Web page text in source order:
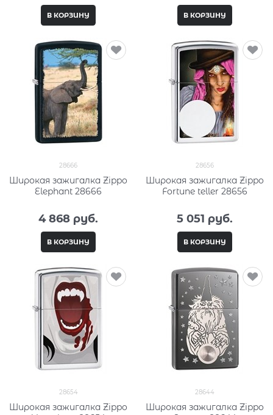
В КОРЗИНУ В КОРЗИНУ
28666
Широкая зажигалка Zippo
Elephant 28666
4 868 руб.
В КОРЗИНУ
28656
Широкая зажигалка Zippo
Fortune teller 28656
5 051 руб.
В КОРЗИНУ
28654
Широкая зажигалка Zippo
28644
Широкая зажигалка Zippo